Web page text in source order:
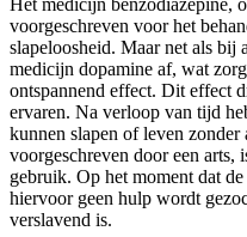
Het medicijn benzodiazepine,
voorgeschreven voor het
slapeloosheid. Maar net als bij
medicijn dopamine af, wat
ontspannend effect. Dit effect
ervaren. Na verloop van tijd
kunnen slapen of leven
voorgeschreven door een
gebruik. Op het moment dat
hiervoor geen hulp wordt
verslavend is.